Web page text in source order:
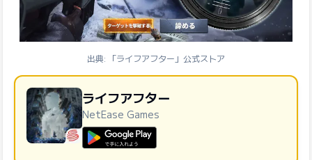
出典: 「ライフアフター」公式ストア
ライフアフター
NetEase Games